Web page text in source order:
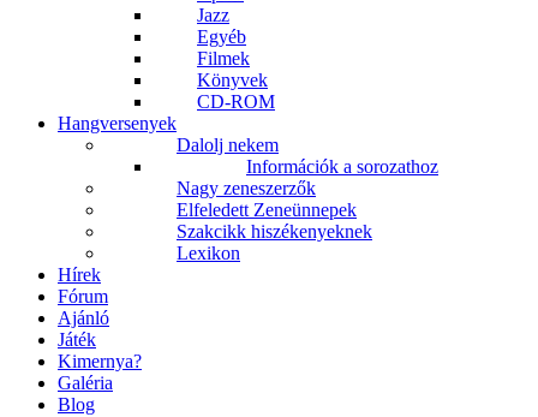
Jazz
Egyéb
Filmek
Könyvek
CD-ROM
Hangversenyek
Dalolj nekem
Információk a sorozathoz
Nagy zeneszerzők
Elfeledett Zeneünnepek
Szakcikk hiszékenyeknek
Lexikon
Hírek
Fórum
Ajánló
Játék
Kimernya?
Galéria
Blog